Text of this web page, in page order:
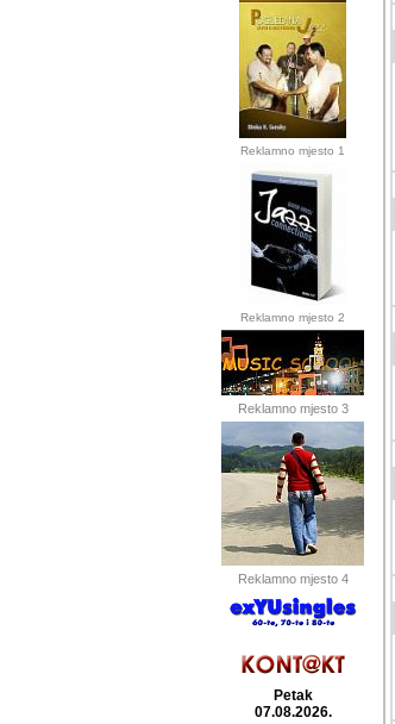
Reklamno mjesto 1
Reklamno mjesto 2
Reklamno mjesto 3
Reklamno mjesto 4
Petak
07.08.2026.